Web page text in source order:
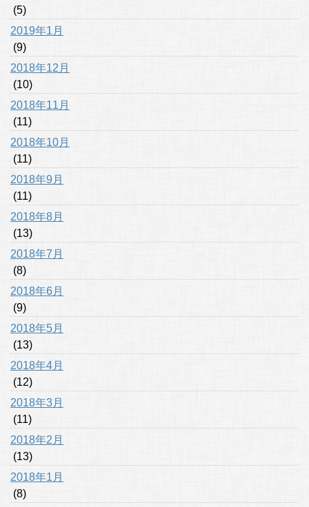
(5)
2019年1月
(9)
2018年12月
(10)
2018年11月
(11)
2018年10月
(11)
2018年9月
(11)
2018年8月
(13)
2018年7月
(8)
2018年6月
(9)
2018年5月
(13)
2018年4月
(12)
2018年3月
(11)
2018年2月
(13)
2018年1月
(8)